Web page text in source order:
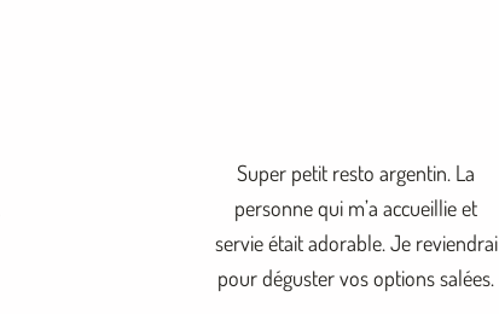
Super petit resto argentin. La
personne qui m’a accueillie et
servie était adorable. Je reviendrai
pour déguster vos options salées.